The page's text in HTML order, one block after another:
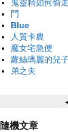
鬼靈精如何偷
門
Blue
人質卡農
魔女宅急便
蘿絲瑪麗的兒
弟之夫
隨機文章